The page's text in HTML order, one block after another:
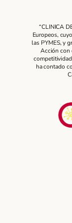
“CLINICA
Europeos,
las PYMES, y
Acción con
ha contado